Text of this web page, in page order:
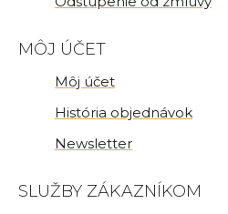
MÔJ ÚČET
Môj účet
História objednávok
Newsletter
SLUŽBY ZÁKAZNÍKOM